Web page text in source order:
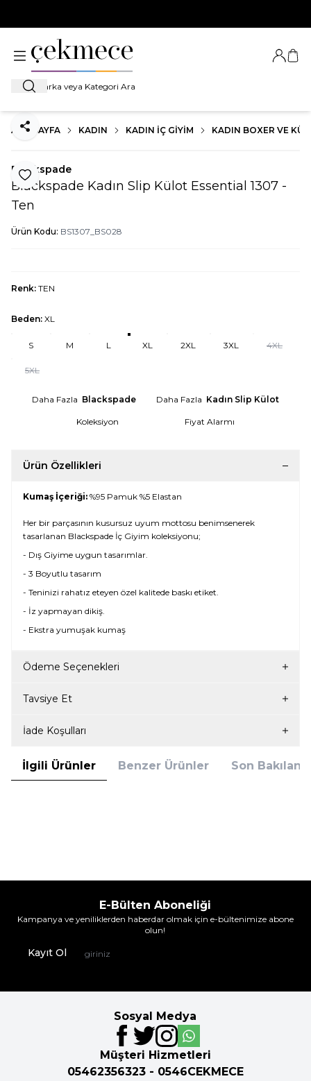
Ara
Giriş
ANA SAYFA KADIN KADIN İÇ GIYIM KADIN BOXER VE
Favoriye Ekle
Paylaş
Blackspade
Blackspade Kadın Slip Külot Essential 1307 -
Ten
Ürün Kodu: BS1307_BS028
Renk: TEN
Beden: XL
S M L XL 2XL 3XL 4XL
5XL
Daha Fazla Blackspade Daha Fazla Kadın Slip Külot
Koleksiyon Fiyat Alarmı
Ürün Özellikleri
Kumaş İçeriği: %95 Pamuk %5 Elastan
Her bir parçasının kusursuz uyum mottosu benimsenerek
tasarlanan Blackspade İç Giyim koleksiyonu;
- Dış Giyime uygun tasarımlar.
- 3 Boyutlu tasarım
- Teninizi rahatız eteyen özel kalitede baskı etiket.
- İz yapmayan dikiş.
- Ekstra yumuşak kumaş
Ödeme Seçenekleri
Tavsiye Et
İade Koşulları
İlgili Ürünler Benzer Ürünler Son
E-Bülten Aboneliği
Kampanya ve yeniliklerden haberdar olmak için e-bültenimize abone
olun!
Kayıt Ol
Sosyal Medya
Müşteri Hizmetleri
05462356323 - 0546CEKMECE